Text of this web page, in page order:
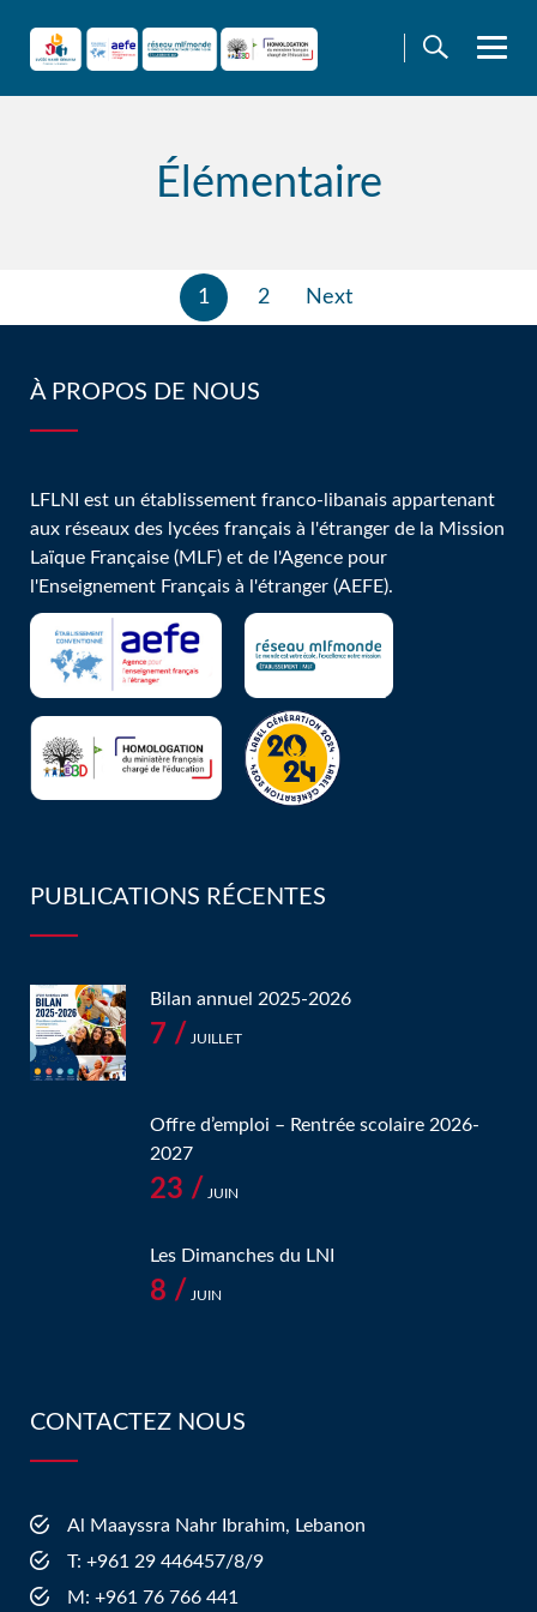
content
Élémentaire
1 2 Next
À PROPOS DE NOUS
LFLNI est un établissement franco-libanais appartenant
aux réseaux des lycées français à l'étranger de la Mission
Laïque Française (MLF) et de l'Agence pour
l'Enseignement Français à l'étranger (AEFE).
PUBLICATIONS RÉCENTES
Bilan annuel 2025-2026
7 / JUILLET
Offre d’emploi – Rentrée scolaire 2026-
2027
23 / JUIN
Les Dimanches du LNI
8 / JUIN
CONTACTEZ NOUS
Al Maayssra Nahr Ibrahim, Lebanon
​T: +961 29 446457/8/9
​M: +961 76 766 441